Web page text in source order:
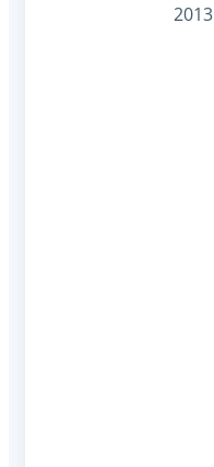
2013